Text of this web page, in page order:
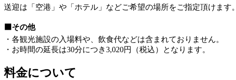
送迎は「空港」や「ホテル」などご希望の場所をご指定頂けます。
⬛その他
・各観光施設の入場料や、飲食代などは含まれておりません。
・お時間の延長は30分につき3,020円（税込）となります。
料金について